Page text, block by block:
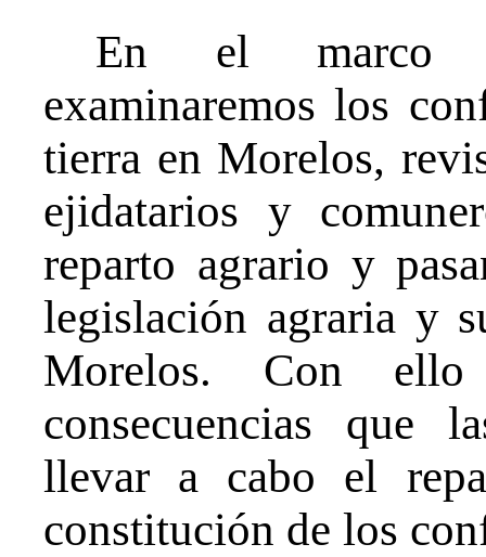
En el marco
examinaremos los
tierra en Morelos,
ejidatarios y
reparto agrario y
legislación agraria y
Morelos. Con
consecuencias que
llevar a cabo el
constitución de los